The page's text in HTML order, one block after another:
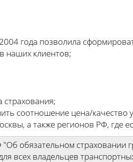
года позволила
наших клиентов;
страхования;
соотношение цена/качество
а также регионов РФ, где
обязательном страховании
всех владельцев